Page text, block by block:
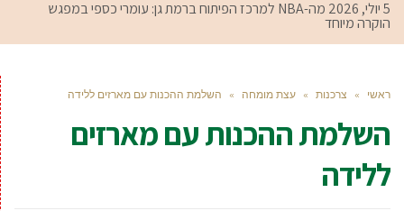
5 יולי, 2026
מה-NBA למרכז הפיתוח ברמת גן: עומרי כספי במפגש
הוקרה מיוחד
ראשי » צרכנות » עצת מומחה » השלמת ההכנות עם מארזים ללידה
השלמת ההכנות עם מארזים
ללידה